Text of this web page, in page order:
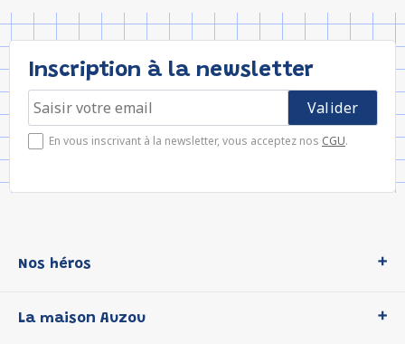
Inscription à la newsletter
En vous inscrivant à la newsletter, vous acceptez nos CGU.
Nos héros
P'tit Loup
La maison Auzou